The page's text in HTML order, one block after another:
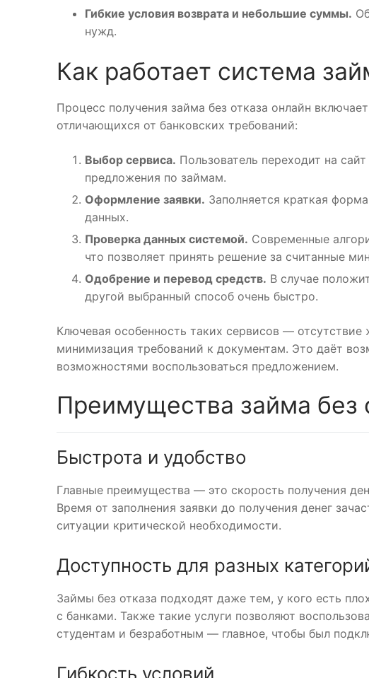
Гибкие условия возврата и небольшие суммы.
нужд.
Как работает система
Процесс получения займа без отказа онлайн
отличающихся от банковских требований:
Выбор сервиса. Пользователь переходит на
предложения по займам.
Оформление заявки. Заполняется краткая
данных.
Проверка данных системой. Современные
что позволяет принять решение за считанные
Одобрение и перевод средств. В случае
другой выбранный способ очень быстро.
Ключевая особенность таких сервисов —
минимизация требований к документам. Это даёт
возможностями воспользоваться предложением.
Преимущества займа без
Быстрота и удобство
Главные преимущества — это скорость получения
Время от заполнения заявки до получения денег
ситуации критической необходимости.
Доступность для разных
Займы без отказа подходят даже тем, у кого есть
с банками. Также такие услуги позволяют
студентам и безработным — главное, чтобы был
Гибкость условий